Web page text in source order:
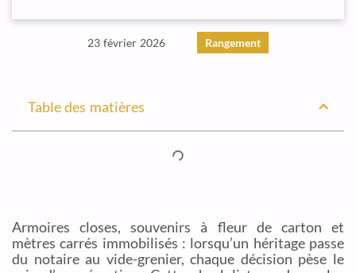
23 février 2026 Rangement
Table des matières
Armoires closes, souvenirs à fleur de carton et
mètres carrés immobilisés : lorsqu’un héritage passe
du notaire au vide-grenier, chaque décision pèse le